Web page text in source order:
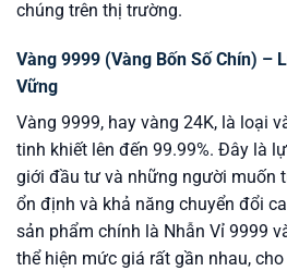
chúng trên thị trường.
Vàng 9999 (Vàng Bốn Số Chín) –
Vững
Vàng 9999, hay vàng 24K, là loại
tinh khiết lên đến 99.99%. Đây là
giới đầu tư và những người muốn
ổn định và khả năng chuyển đổi
sản phẩm chính là Nhẫn Vỉ 9999
thể hiện mức giá rất gần nhau,